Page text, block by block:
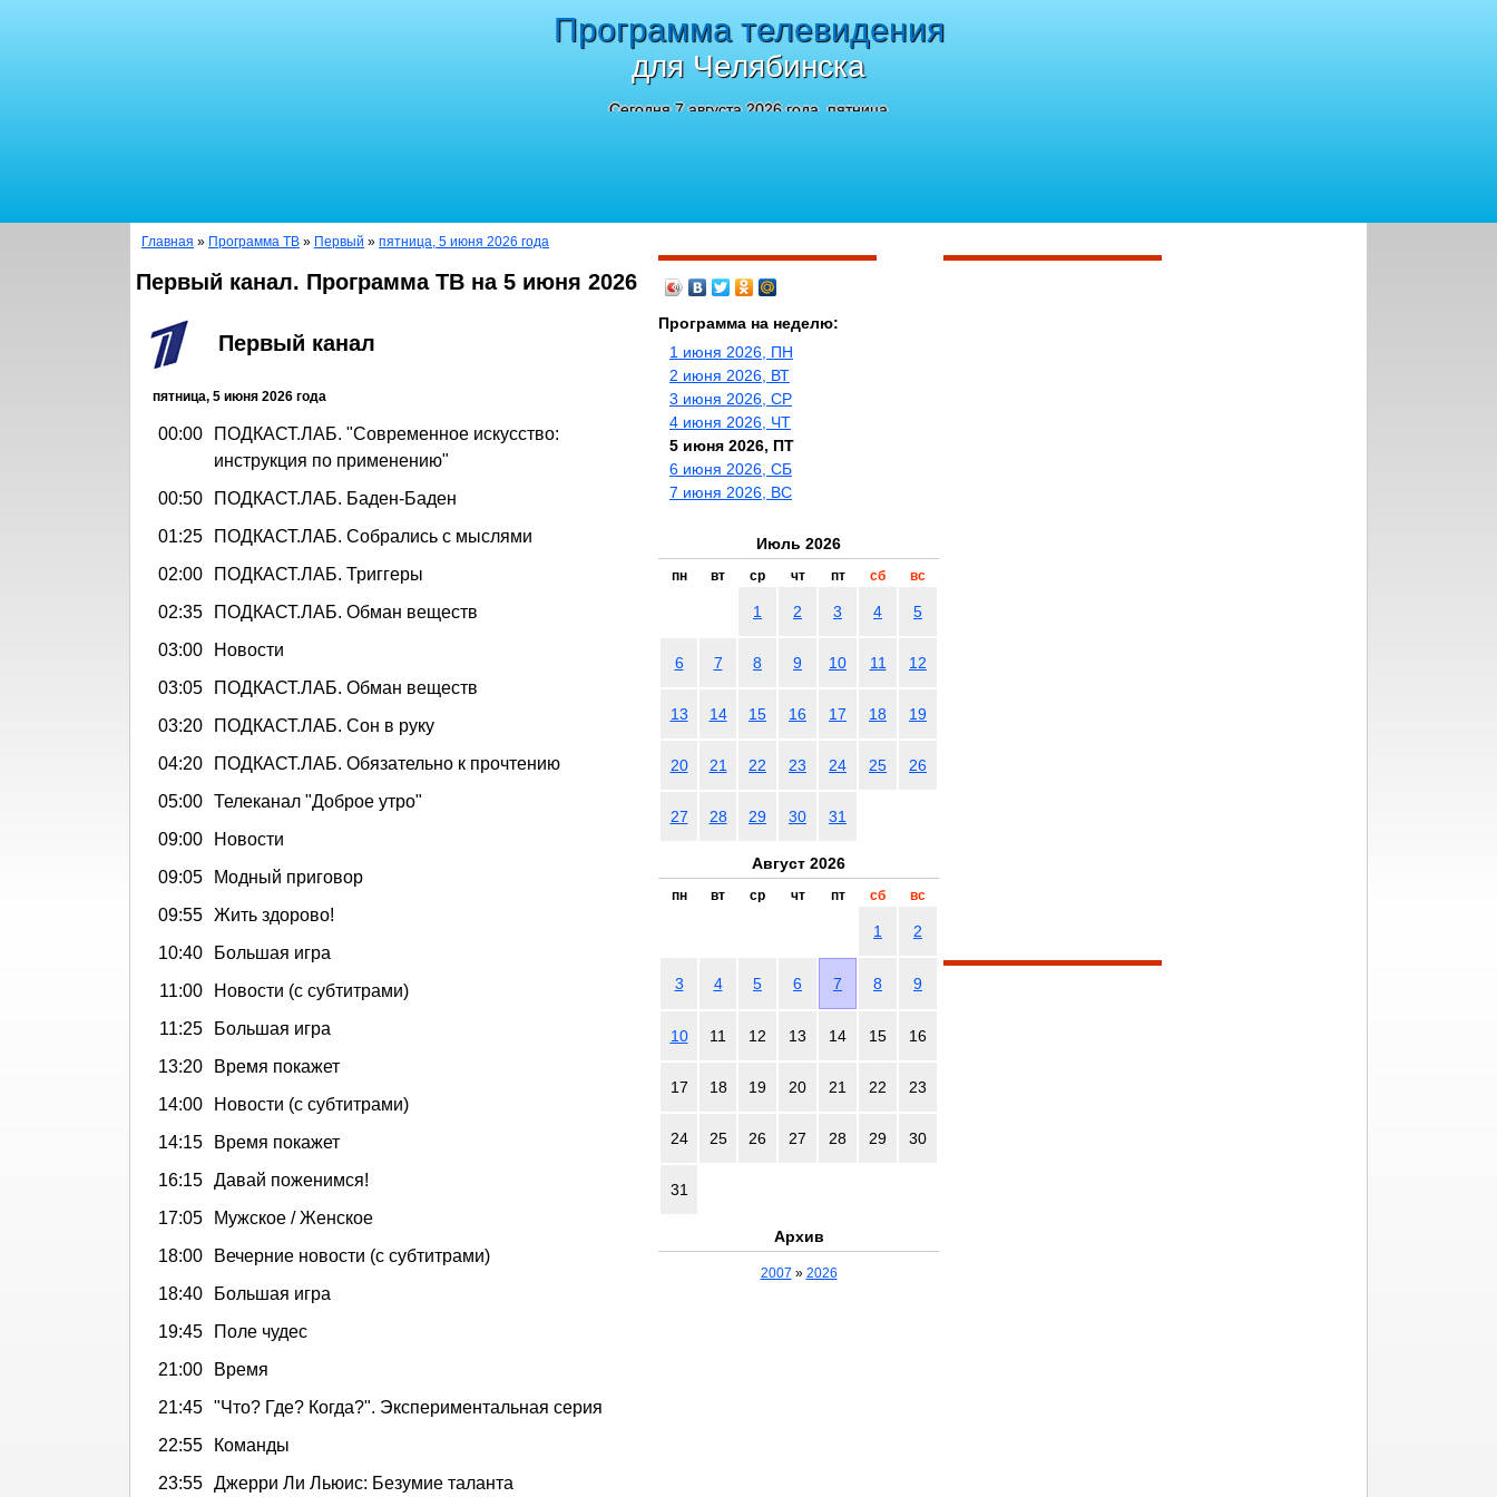
Программа телевидения
для Челябинска
Сегодня 7 августа 2026 года, пятница
Главная » Программа ТВ » Первый » пятница, 5 июня 2026 года
Первый канал. Программа ТВ на 5 июня 2026
Первый канал
пятница, 5 июня 2026 года
00:00
ПОДКАСТ.ЛАБ. "Современное искусство:
инструкция по применению"
00:50
ПОДКАСТ.ЛАБ. Баден-Баден
01:25
ПОДКАСТ.ЛАБ. Собрались с мыслями
02:00
ПОДКАСТ.ЛАБ. Триггеры
02:35
ПОДКАСТ.ЛАБ. Обман веществ
03:00
Новости
03:05
ПОДКАСТ.ЛАБ. Обман веществ
03:20
ПОДКАСТ.ЛАБ. Сон в руку
04:20
ПОДКАСТ.ЛАБ. Обязательно к прочтению
05:00 Телеканал "Доброе утро"
09:00
Новости
09:05
Модный приговор
09:55 Жить здорово!
10:40
Большая игра
11:00
Новости (с субтитрами)
11:25
Большая игра
13:20
Время покажет
14:00
Новости (с субтитрами)
14:15
Время покажет
16:15 Давай поженимся!
17:05
Мужское / Женское
18:00
Вечерние новости (с субтитрами)
18:40
Большая игра
19:45
Поле чудес
21:00
Время
21:45 "Что? Где? Когда?". Экспериментальная серия
22:55
Команды
23:55 Джерри Ли Льюис: Безумие таланта
Программа на неделю:
1 июня 2026, ПН
2 июня 2026, ВТ
3 июня 2026, СР
4 июня 2026, ЧТ
5 июня 2026, ПТ
6 июня 2026, СБ
7 июня 2026, ВС
Июль 2026
пн вт ср чт пт сб вс
1 2 3 4 5
6 7 8 9 10 11 12
13 14 15 16 17 18 19
20 21 22 23 24 25 26
27 28 29 30 31
Август 2026
пн вт ср чт пт сб вс
1 2
3 4 5 6 7 8 9
10 11 12 13 14 15 16
17 18 19 20 21 22 23
24 25 26 27 28 29 30
31
Архив
2007 » 2026